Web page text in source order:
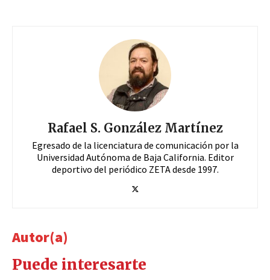
Rafael S. González Martínez
Egresado de la licenciatura de comunicación por la
Universidad Autónoma de Baja California. Editor
deportivo del periódico ZETA desde 1997.
Autor(a)
Puede interesarte